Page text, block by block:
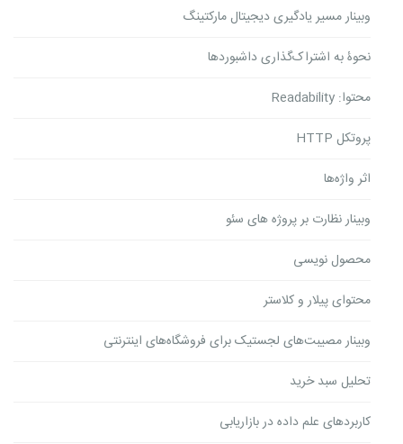
وبینار مسیر یادگیری دیجیتال مارکتینگ
نحوۀ به اشتراک‌گذاری داشبوردها
محتوا: Readability
پروتکل HTTP
اثر واژه‌ها
وبینار نظارت بر پروژه های سئو
محصول نویسی
محتوای پیلار و کلاستر
وبینار مصیبت‌های لجستیک برای فروشگاه‌های اینترنتی
تحلیل سبد خرید
کاربردهای علم داده در بازاریابی